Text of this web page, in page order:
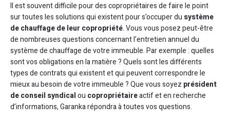
Il est souvent difficile pour des copropriétaires de faire le point
sur toutes les solutions qui existent pour s’occuper du système
de chauffage de leur copropriété. Vous vous posez peut-être
de nombreuses questions concernant l’entretien annuel du
système de chauffage de votre immeuble. Par exemple : quelles
sont vos obligations en la matière ? Quels sont les différents
types de contrats qui existent et qui peuvent correspondre le
mieux au besoin de votre immeuble ? Que vous soyez président
de conseil syndicalou copropriétaireactif et en recherche
d’informations, Garanka répondra à toutes vos questions.